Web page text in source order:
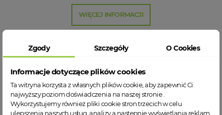
WIĘCEJ INFORMACJI
Zgody Szczegóły O Cookies
Informacje dotyczące plików cookies
Ta witryna korzysta z własnych plików cookie, aby zapewnić Ci
najwyższy poziom doświadczenia na naszej stronie .
Wykorzystujemy również pliki cookie stron trzecich w celu
ulepszenia naszych usług, analizy a nastepnie wyświetlania reklam